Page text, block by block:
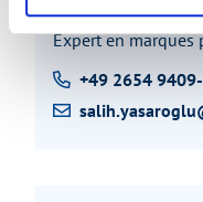
Expert en marques
+49 2654